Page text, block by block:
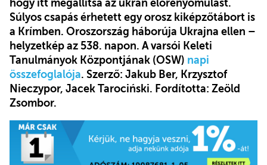
hogy itt megállítsa az ukrán előrenyomulást.
Súlyos csapás érhetett egy orosz kiképzőtábort is
a Krímben. Oroszország háborúja Ukrajna ellen –
helyzetkép az 538. napon. A varsói Keleti
Tanulmányok Központjának (OSW) napi
összefoglalója. Szerző: Jakub Ber, Krzysztof
Nieczypor, Jacek Tarociński. Fordította: Zeöld
Zsombor.